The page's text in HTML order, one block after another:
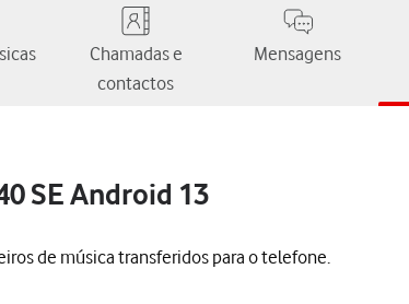
Chamadas e
contactos
Mensagens
SE Android 13
de música transferidos para o telefone.